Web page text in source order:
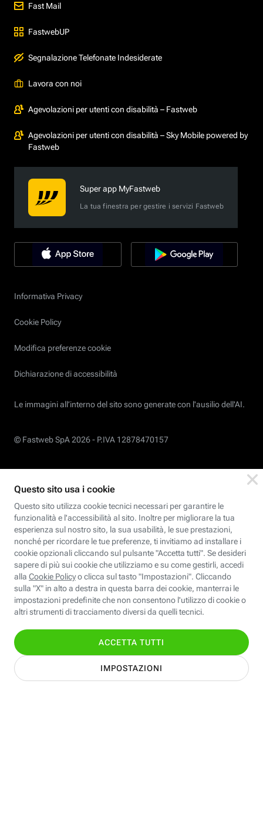
Fast Mail
FastwebUP
Segnalazione Telefonate Indesiderate
Lavora con noi
Agevolazioni per utenti con disabilità – Fastweb
Agevolazioni per utenti con disabilità – Sky Mobile powered by
Fastweb
Super app MyFastweb
La tua finestra per gestire i servizi Fastweb
Informativa Privacy
Cookie Policy
Modifica preferenze cookie
Dichiarazione di accessibilità
Le immagini all’interno del sito sono generate con l'ausilio dell'AI.
© Fastweb SpA 2026 - P.IVA 12878470157